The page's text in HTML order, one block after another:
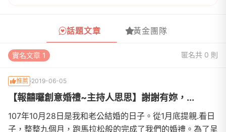
話題文章 黃金團隊
實名文章 1 匿名共 0 則
推薦 2019-06-05
【報囍囉創意婚禮~主持人思思】謝謝有妳，...
107年10月28日是我和老公結婚的日子。從1月底提親.看日
子，整整九個月，跑馬拉松般的完成了我們的婚禮。為了呈